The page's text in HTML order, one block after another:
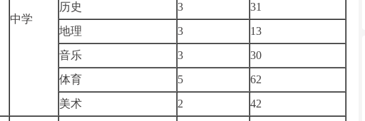
中学
历史
3
31
地理
3
13
音乐
3
30
体育
5
62
美术
2 42